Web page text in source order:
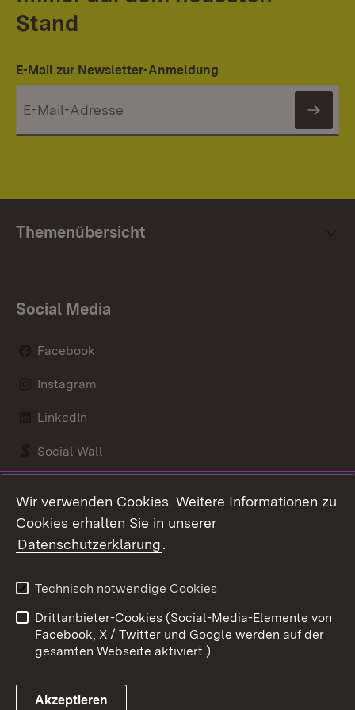
Stand
E-Mail zur Newsletter-Anmeldung
Themenübersicht
Social Media
Facebook
Instagram
LinkedIn
Social Wall
Kontakt
Barrierefreiheit
Impressum
Cookies
Wir verwenden Cookies. Weitere Informationen zu
Cookies erhalten Sie in unserer
Datenschutzerklärung.
Technisch notwendige Cookies
Drittanbieter-Cookies (Social-Media-Elemente von
Facebook, X / Twitter und Google werden auf der
gesamten Webseite aktiviert.)
Akzeptieren